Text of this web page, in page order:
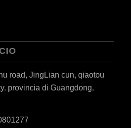
road, JingLian cun, qiaotou
provincia di Guangdong,